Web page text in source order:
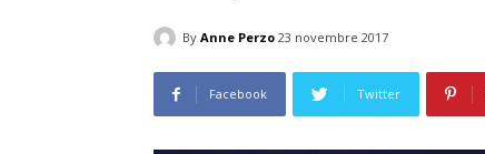
By Anne Perzo 23 novembre 2017
Facebook Twitter